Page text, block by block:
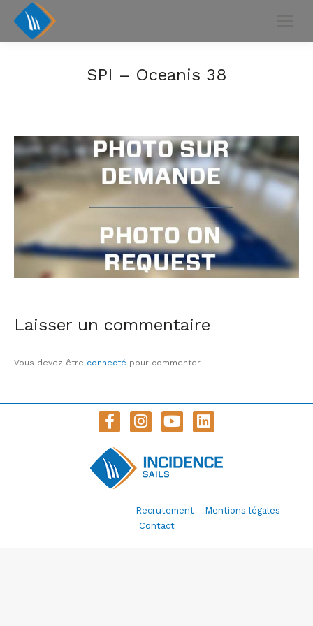
SPI – Oceanis 38
Laisser un commentaire
Vous devez être connecté pour commenter.
Recrutement Mentions légales
Contact